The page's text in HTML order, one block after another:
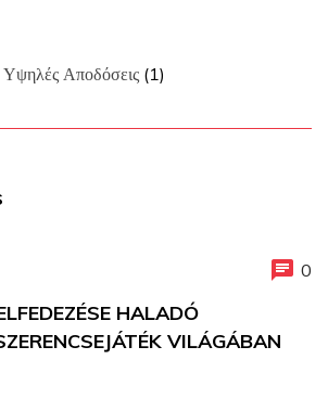
Υψηλές Αποδόσεις (1)
0
HALADÓ
VILÁGÁBAN